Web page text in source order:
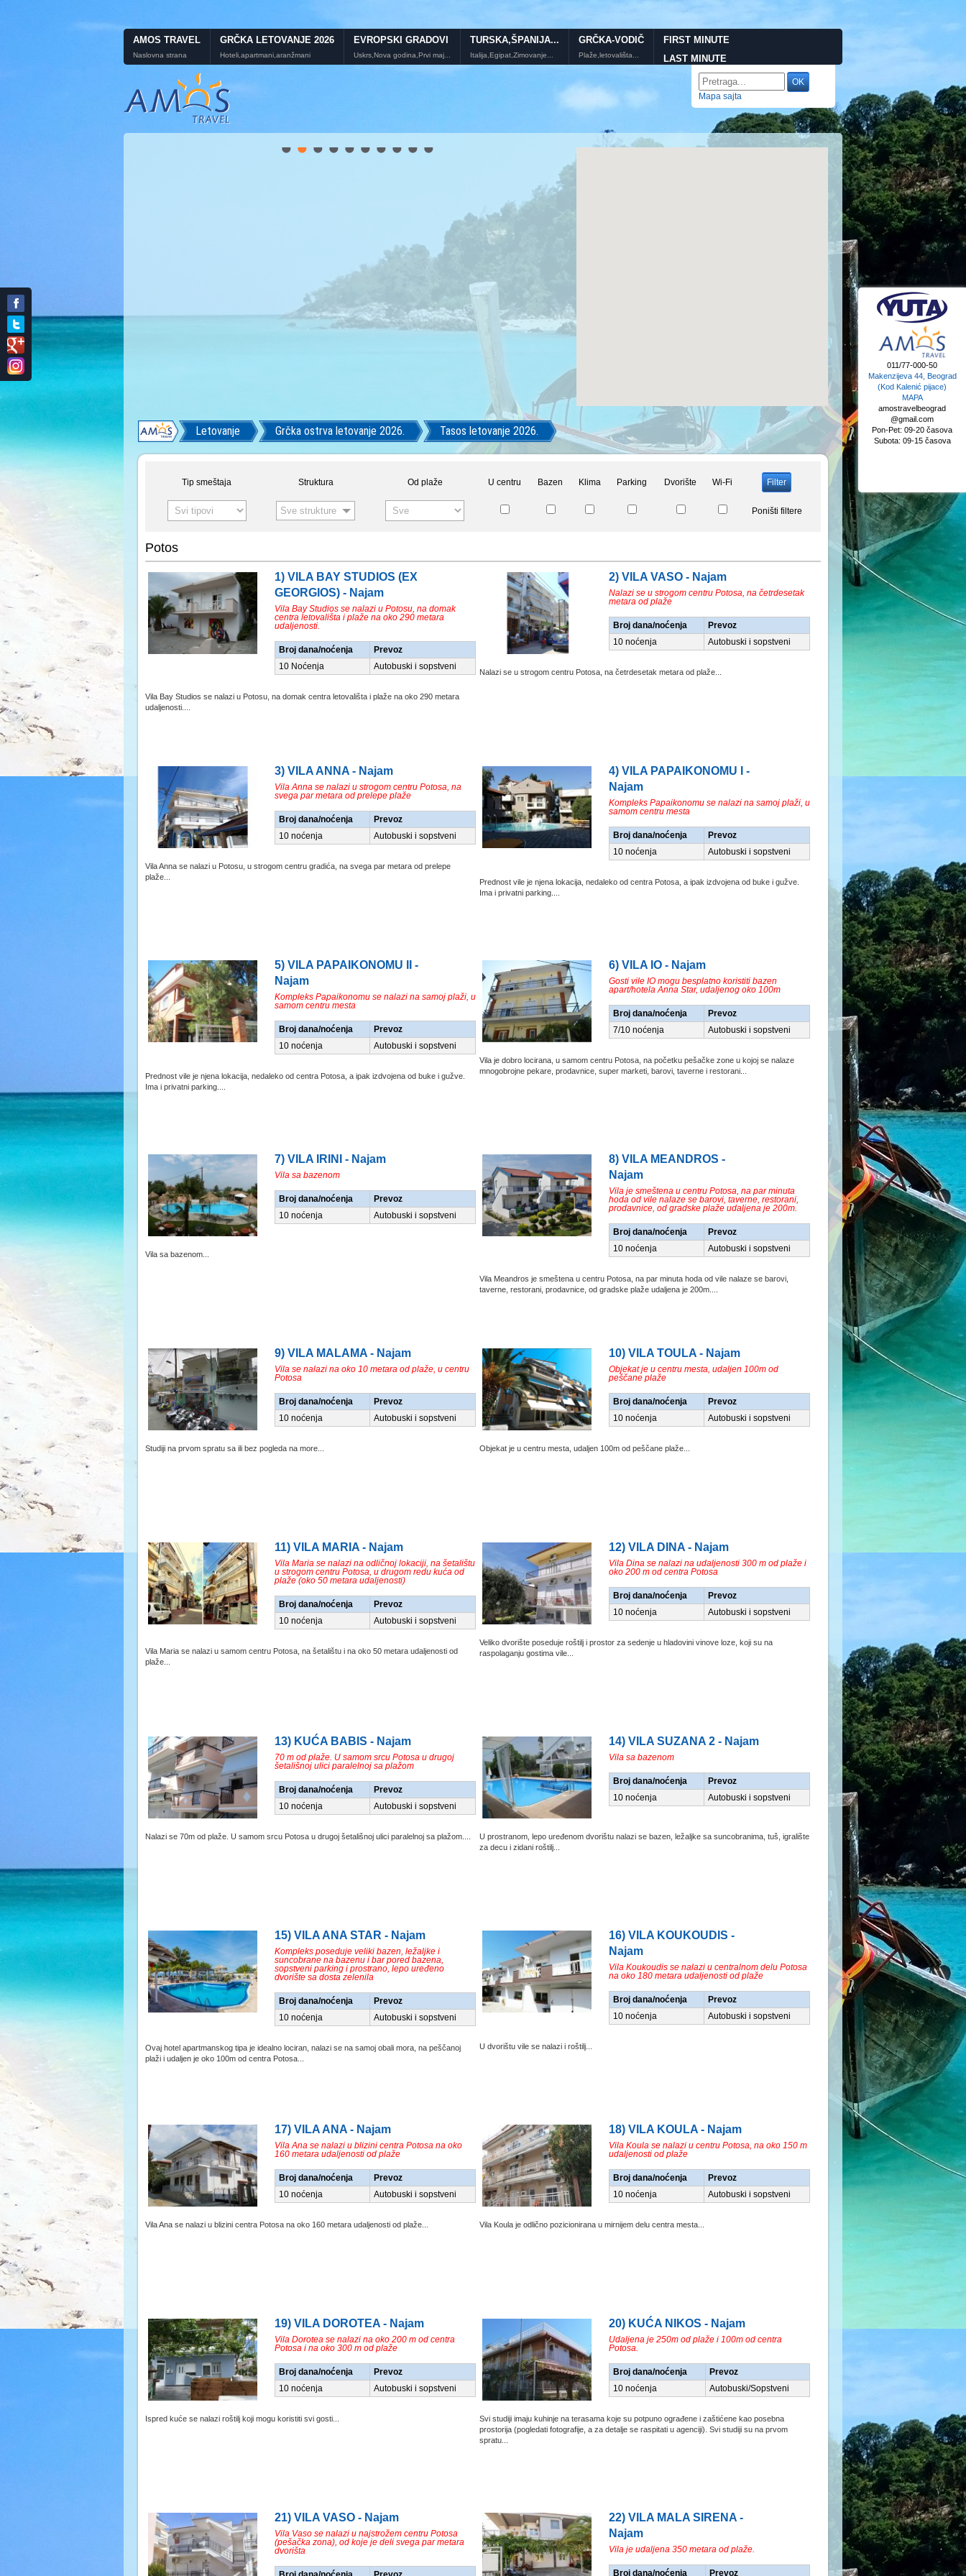
AMOS TRAVEL
Naslovna strana
GRČKA LETOVANJE 2026
Hoteli,apartmani,aranžmani
EVROPSKI GRADOVI
Uskrs,Nova godina,Prvi maj...
TURSKA,ŠPANIJA...
Italija,Egipat,Zimovanje...
GRČKA-VODIČ
Plaže,letovališta...
FIRST MINUTE
LAST MINUTE
Mapa sajta
Letovanje Grčka ostrva letovanje 2026. Tasos letovanje 2026.
Tip smeštaja Struktura Od plaže U centru Bazen Klima Parking Dvorište Wi-Fi
Sve strukture Poništi filtere
Potos
1) VILA BAY STUDIOS (EX
GEORGIOS) - Najam
Vila Bay Studios se nalazi u Potosu, na domak
centra letovališta i plaže na oko 290 metara
udaljenosti.
Broj dana/noćenja
Prevoz
10 Noćenja
Autobuski i sopstveni
Vila Bay Studios se nalazi u Potosu, na domak centra letovališta i plaže na oko 290 metara
udaljenosti....
2) VILA VASO - Najam
Nalazi se u strogom centru Potosa, na četrdesetak
metara od plaže
Broj dana/noćenja
Prevoz
10 noćenja
Autobuski i sopstveni
Nalazi se u strogom centru Potosa, na četrdesetak metara od plaže...
3) VILA ANNA - Najam
Vila Anna se nalazi u strogom centru Potosa, na
svega par metara od prelepe plaže
Broj dana/noćenja
Prevoz
10 noćenja
Autobuski i sopstveni
Vila Anna se nalazi u Potosu, u strogom centru gradića, na svega par metara od prelepe
plaže...
4) VILA PAPAIKONOMU I -
Najam
Kompleks Papaikonomu se nalazi na samoj plaži, u
samom centru mesta
Broj dana/noćenja
Prevoz
10 noćenja
Autobuski i sopstveni
Prednost vile je njena lokacija, nedaleko od centra Potosa, a ipak izdvojena od buke i gužve.
Ima i privatni parking....
5) VILA PAPAIKONOMU II -
Najam
Kompleks Papaikonomu se nalazi na samoj plaži, u
samom centru mesta
Broj dana/noćenja
Prevoz
10 noćenja
Autobuski i sopstveni
Prednost vile je njena lokacija, nedaleko od centra Potosa, a ipak izdvojena od buke i gužve.
Ima i privatni parking....
6) VILA IO - Najam
Gosti vile IO mogu besplatno koristiti bazen
apart/hotela Anna Star, udaljenog oko 100m
Broj dana/noćenja
Prevoz
7/10 noćenja
Autobuski i sopstveni
Vila je dobro locirana, u samom centru Potosa, na početku pešačke zone u kojoj se nalaze
mnogobrojne pekare, prodavnice, super marketi, barovi, taverne i restorani...
7) VILA IRINI - Najam
Vila sa bazenom
Broj dana/noćenja
Prevoz
10 noćenja
Autobuski i sopstveni
Vila sa bazenom...
8) VILA MEANDROS -
Najam
Vila je smeštena u centru Potosa, na par minuta
hoda od vile nalaze se barovi, taverne, restorani,
prodavnice, od gradske plaže udaljena je 200m.
Broj dana/noćenja
Prevoz
10 noćenja
Autobuski i sopstveni
Vila Meandros je smeštena u centru Potosa, na par minuta hoda od vile nalaze se barovi,
taverne, restorani, prodavnice, od gradske plaže udaljena je 200m....
9) VILA MALAMA - Najam
Vila se nalazi na oko 10 metara od plaže, u centru
Potosa
Broj dana/noćenja
Prevoz
10 noćenja
Autobuski i sopstveni
Studiji na prvom spratu sa ili bez pogleda na more...
10) VILA TOULA - Najam
Objekat je u centru mesta, udaljen 100m od
peščane plaže
Broj dana/noćenja
Prevoz
10 noćenja
Autobuski i sopstveni
Objekat je u centru mesta, udaljen 100m od peščane plaže...
11) VILA MARIA - Najam
Vila Maria se nalazi na odličnoj lokaciji, na šetalištu
u strogom centru Potosa, u drugom redu kuća od
plaže (oko 50 metara udaljenosti)
Broj dana/noćenja
Prevoz
10 noćenja
Autobuski i sopstveni
Vila Maria se nalazi u samom centru Potosa, na šetalištu i na oko 50 metara udaljenosti od
plaže...
12) VILA DINA - Najam
Vila Dina se nalazi na udaljenosti 300 m od plaže i
oko 200 m od centra Potosa
Broj dana/noćenja
Prevoz
10 noćenja
Autobuski i sopstveni
Veliko dvorište poseduje roštilj i prostor za sedenje u hladovini vinove loze, koji su na
raspolaganju gostima vile...
13) KUĆA BABIS - Najam
70 m od plaže. U samom srcu Potosa u drugoj
šetališnoj ulici paralelnoj sa plažom
Broj dana/noćenja
Prevoz
10 noćenja
Autobuski i sopstveni
Nalazi se 70m od plaže. U samom srcu Potosa u drugoj šetališnoj ulici paralelnoj sa plažom....
14) VILA SUZANA 2 - Najam
Vila sa bazenom
Broj dana/noćenja
Prevoz
10 noćenja
Autobuski i sopstveni
U prostranom, lepo uređenom dvorištu nalazi se bazen, ležaljke sa suncobranima, tuš, igralište
za decu i zidani roštilj...
15) VILA ANA STAR - Najam
Kompleks poseduje veliki bazen, ležaljke i
suncobrane na bazenu i bar pored bazena,
sopstveni parking i prostrano, lepo uređeno
dvorište sa dosta zelenila
Broj dana/noćenja
Prevoz
10 noćenja
Autobuski i sopstveni
Ovaj hotel apartmanskog tipa je idealno lociran, nalazi se na samoj obali mora, na peščanoj
plaži i udaljen je oko 100m od centra Potosa...
16) VILA KOUKOUDIS -
Najam
Vila Koukoudis se nalazi u centralnom delu Potosa
na oko 180 metara udaljenosti od plaže
Broj dana/noćenja
Prevoz
10 noćenja
Autobuski i sopstveni
U dvorištu vile se nalazi i roštilj...
17) VILA ANA - Najam
Vila Ana se nalazi u blizini centra Potosa na oko
160 metara udaljenosti od plaže
Broj dana/noćenja
Prevoz
10 noćenja
Autobuski i sopstveni
Vila Ana se nalazi u blizini centra Potosa na oko 160 metara udaljenosti od plaže...
18) VILA KOULA - Najam
Vila Koula se nalazi u centru Potosa, na oko 150 m
udaljenosti od plaže
Broj dana/noćenja
Prevoz
10 noćenja
Autobuski i sopstveni
Vila Koula je odlično pozicionirana u mirnijem delu centra mesta...
19) VILA DOROTEA - Najam
Vila Dorotea se nalazi na oko 200 m od centra
Potosa i na oko 300 m od plaže
Broj dana/noćenja
Prevoz
10 noćenja
Autobuski i sopstveni
Ispred kuće se nalazi roštilj koji mogu koristiti svi gosti...
20) KUĆA NIKOS - Najam
Udaljena je 250m od plaže i 100m od centra
Potosa.
Broj dana/noćenja
Prevoz
10 noćenja
Autobuski/Sopstveni
Svi studiji imaju kuhinje na terasama koje su potpuno ograđene i zaštićene kao posebna
prostorija (pogledati fotografije, a za detalje se raspitati u agenciji). Svi studiji su na prvom
spratu...
21) VILA VASO - Najam
Vila Vaso se nalazi u najstrožem centru Potosa
(pešačka zona), od koje je deli svega par metara
dvorišta
22) VILA MALA SIRENA -
Najam
Vila je udaljena 350 metara od plaže.
Broj dana/noćenja Prevoz
011/77-000-50
Makenzijeva 44, Beograd
(Kod Kalenić pijace)
MAPA
amostravelbeograd
@gmail.com
Pon-Pet: 09-20 časova
Subota: 09-15 časova